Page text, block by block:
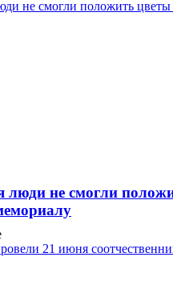
люди не смогли